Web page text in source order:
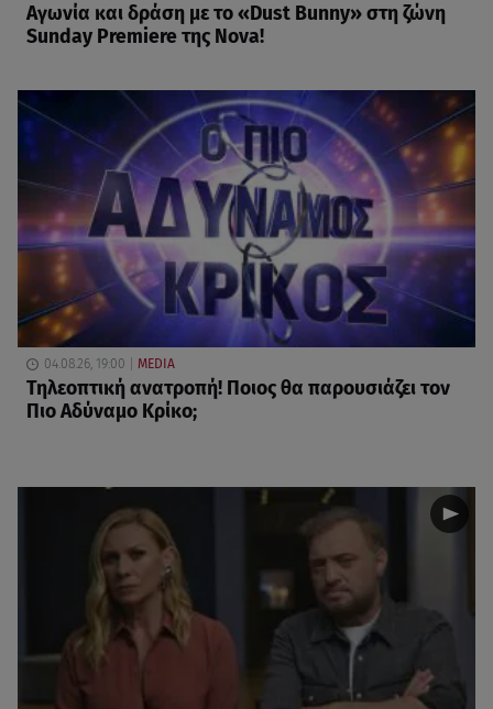
Αγωνία και δράση με το «Dust Bunny» στη ζώνη
Sunday Premiere της Nova!
04.08.26, 19:00 MEDIA
Τηλεοπτική ανατροπή! Ποιος θα παρουσιάζει τον
Πιο Αδύναμο Κρίκο;